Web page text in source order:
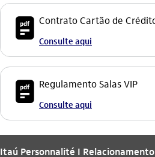
icon-itaufonts_pdf Contrato Cartão de
Consulte aqui
icon-itaufonts_pdf Regulamento Salas VIP
Consulte aqui
Itaú Personnalité I